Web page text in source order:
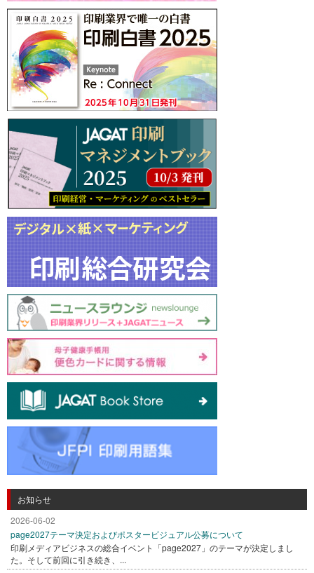
お知らせ
2026-06-02
page2027テーマ決定およびポスタービジュアル公募について
印刷メディアビジネスの総合イベント「page2027」のテーマが決定しまし
た。そして前回に引き続き、...